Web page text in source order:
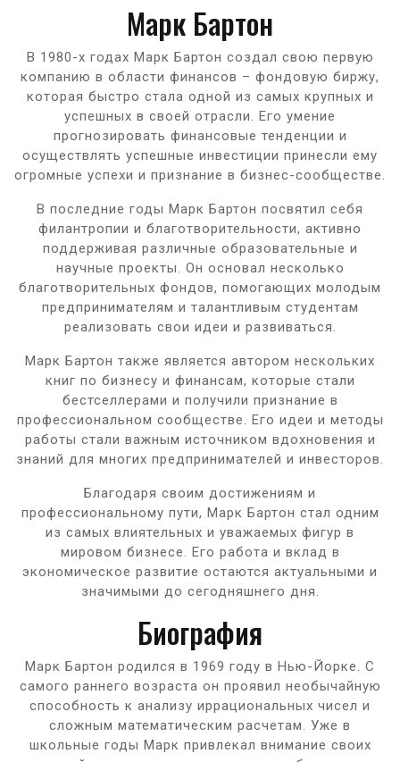
Марк Бартон
В 1980-х годах Марк Бартон создал свою первую
компанию в области финансов – фондовую биржу,
которая быстро стала одной из самых крупных и
успешных в своей отрасли. Его умение
прогнозировать финансовые тенденции и
осуществлять успешные инвестиции принесли ему
огромные успехи и признание в бизнес-сообществе.
В последние годы Марк Бартон посвятил себя
филантропии и благотворительности, активно
поддерживая различные образовательные и
научные проекты. Он основал несколько
благотворительных фондов, помогающих молодым
предпринимателям и талантливым студентам
реализовать свои идеи и развиваться.
Марк Бартон также является автором нескольких
книг по бизнесу и финансам, которые стали
бестселлерами и получили признание в
профессиональном сообществе. Его идеи и методы
работы стали важным источником вдохновения и
знаний для многих предпринимателей и инвесторов.
Благодаря своим достижениям и
профессиональному пути, Марк Бартон стал одним
из самых влиятельных и уважаемых фигур в
мировом бизнесе. Его работа и вклад в
экономическое развитие остаются актуальными и
значимыми до сегодняшнего дня.
Биография
Марк Бартон родился в 1969 году в Нью-Йорке. С
самого раннего возраста он проявил необычайную
способность к анализу иррациональных чисел и
сложным математическим расчетам. Уже в
школьные годы Марк привлекал внимание своих